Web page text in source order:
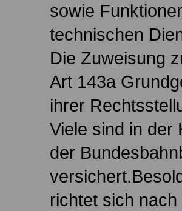
sowie
technischen
Die Zuweisung
Art 143a
ihrer
Viele sind in der
der
richtet sich